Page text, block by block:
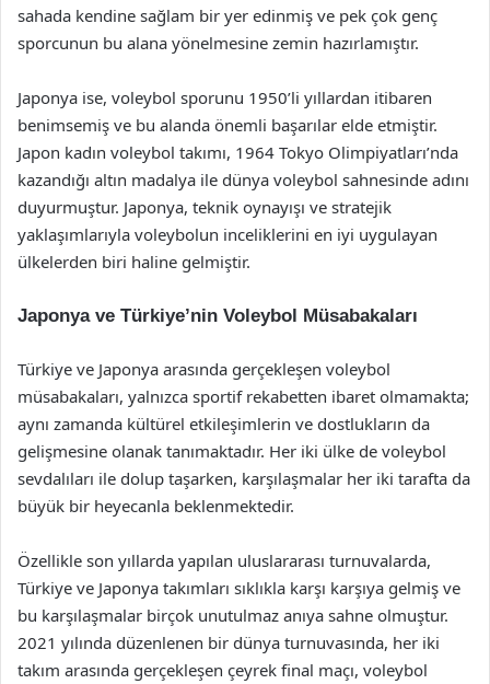
sahada kendine sağlam bir yer edinmiş ve pek çok genç
sporcunun bu alana yönelmesine zemin hazırlamıştır.
Japonya ise, voleybol sporunu 1950’li yıllardan itibaren
benimsemiş ve bu alanda önemli başarılar elde etmiştir.
Japon kadın voleybol takımı, 1964 Tokyo Olimpiyatları’nda
kazandığı altın madalya ile dünya voleybol sahnesinde adını
duyurmuştur. Japonya, teknik oynayışı ve stratejik
yaklaşımlarıyla voleybolun inceliklerini en iyi uygulayan
ülkelerden biri haline gelmiştir.
Japonya ve Türkiye’nin Voleybol Müsabakaları
Türkiye ve Japonya arasında gerçekleşen voleybol
müsabakaları, yalnızca sportif rekabetten ibaret olmamakta;
aynı zamanda kültürel etkileşimlerin ve dostlukların da
gelişmesine olanak tanımaktadır. Her iki ülke de voleybol
sevdalıları ile dolup taşarken, karşılaşmalar her iki tarafta da
büyük bir heyecanla beklenmektedir.
Özellikle son yıllarda yapılan uluslararası turnuvalarda,
Türkiye ve Japonya takımları sıklıkla karşı karşıya gelmiş ve
bu karşılaşmalar birçok unutulmaz anıya sahne olmuştur.
2021 yılında düzenlenen bir dünya turnuvasında, her iki
takım arasında gerçekleşen çeyrek final maçı, voleybol